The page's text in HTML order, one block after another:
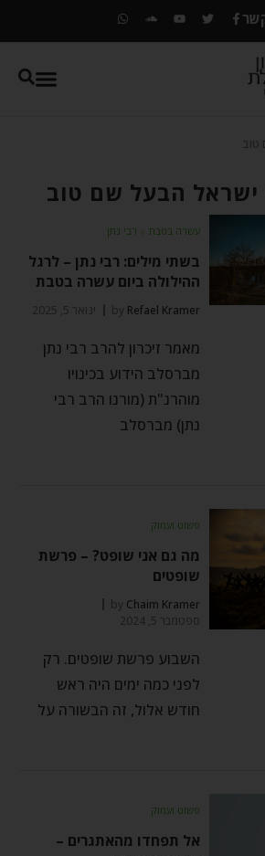
טוב
ישראל הבעל שם טוב
עשרה בטבת ⬦ רבי נתן
בשתי מילים: רבי נתן – לרגל
ההילולה ביום עשרה בטבת
by Refael Kramer ינואר 5, 2025
מאמר זיכרון להרב רבי נתן
מברסלב הידוע בכינויו
מוהרנ"ת (מורנו הרב רבי
נתן) מברסלב
פשוט ועמוק
מה גם אני שופט? – פרשת
שופטים
by Chaim Kramer
ספטמבר 5, 2024
השבוע פרשת שופטים. רק
לפני כמה ימים היה ראש
חודש אלול, זה הבשורה על
פשוט ועמוק
אל תפחדו מהאתגרים –